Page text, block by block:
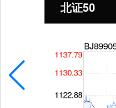
北证50